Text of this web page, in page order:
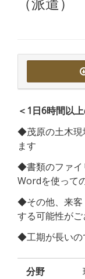
＜1日6時間以
◆茂原の土木現
ます
◆書類のファイ
Wordを使って
◆その他、来客
する可能性が
◆工期が長いの
分野